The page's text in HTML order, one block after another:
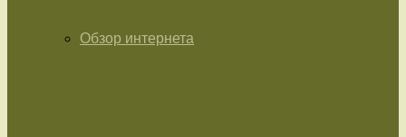
Обзор интернета